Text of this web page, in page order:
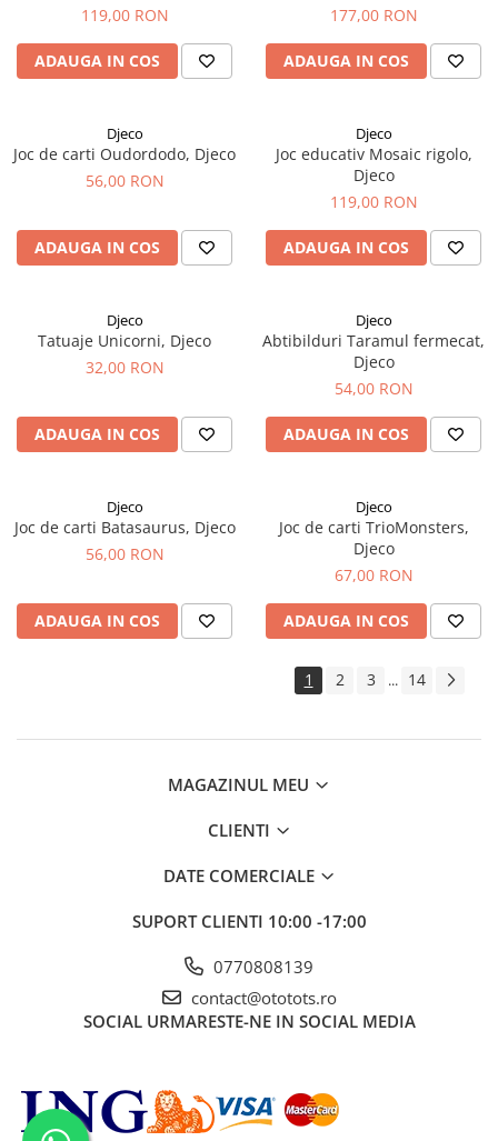
119,00 RON
ADAUGA IN COS
177,00 RON
ADAUGA IN COS
Djeco
Joc de carti Oudordodo, Djeco
56,00 RON
ADAUGA IN COS
Djeco
Joc educativ Mosaic rigolo,
Djeco
119,00 RON
ADAUGA IN COS
Djeco
Tatuaje Unicorni, Djeco
32,00 RON
ADAUGA IN COS
Djeco
Abtibilduri Taramul fermecat,
Djeco
54,00 RON
ADAUGA IN COS
Djeco
Joc de carti Batasaurus, Djeco
56,00 RON
ADAUGA IN COS
Djeco
Joc de carti TrioMonsters,
Djeco
67,00 RON
ADAUGA IN COS
1 2 3 ... 14
MAGAZINUL MEU
CLIENTI
DATE COMERCIALE
SUPORT CLIENTI 10:00 -17:00
0770808139
contact@ototots.ro
SOCIAL URMARESTE-NE IN SOCIAL MEDIA